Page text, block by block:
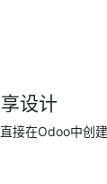
设计
接在Odoo中创建